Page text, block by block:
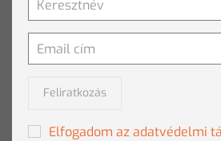
MI A
Feliratkozás
Elfogadom az adatvédelmi